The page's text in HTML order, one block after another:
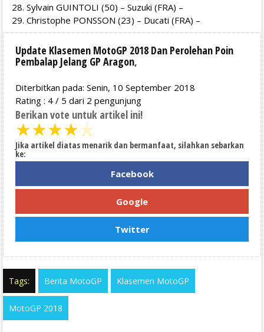
Sylvain GUINTOLI (50) – Suzuki (FRA) –
Christophe PONSSON (23) – Ducati (FRA) –
Update Klasemen MotoGP 2018 Dan Perolehan Poin
Pembalap Jelang GP Aragon,
Diterbitkan pada: Senin, 10 September 2018
Rating : 4 / 5 dari 2 pengunjung
Berikan vote untuk artikel ini!
★★★★★
Jika artikel diatas menarik dan bermanfaat, silahkan sebarkan
ke:
Facebook
Google
Twitter
Tags: Berita MotoGP Klasemen MotoGP
MotoGP 2018